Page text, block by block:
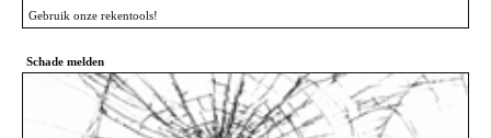
Gebruik onze rekentools!
Schade melden